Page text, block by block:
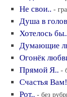
Не свои.. -
Душа в
Хотелось бы..
Думающие
Огонёк
Прямой Я.. -
Счастья
Рот.. - без